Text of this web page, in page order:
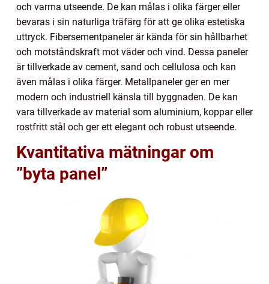
och varma utseende. De kan målas i olika färger eller
bevaras i sin naturliga träfärg för att ge olika estetiska
uttryck. Fibersementpaneler är kända för sin hållbarhet
och motståndskraft mot väder och vind. Dessa paneler
är tillverkade av cement, sand och cellulosa och kan
även målas i olika färger. Metallpaneler ger en mer
modern och industriell känsla till byggnaden. De kan
vara tillverkade av material som aluminium, koppar eller
rostfritt stål och ger ett elegant och robust utseende.
Kvantitativa mätningar om
”byta panel”